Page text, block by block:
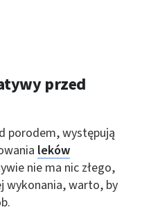
przed
porodem, występują
leków
nie ma nic złego,
wykonania, warto, by